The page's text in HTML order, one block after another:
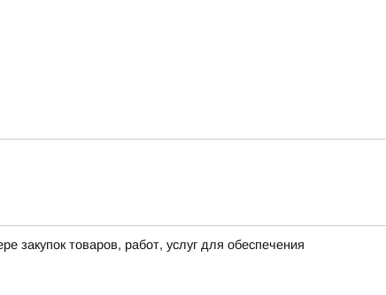
закупок товаров, работ, услуг для обеспечения